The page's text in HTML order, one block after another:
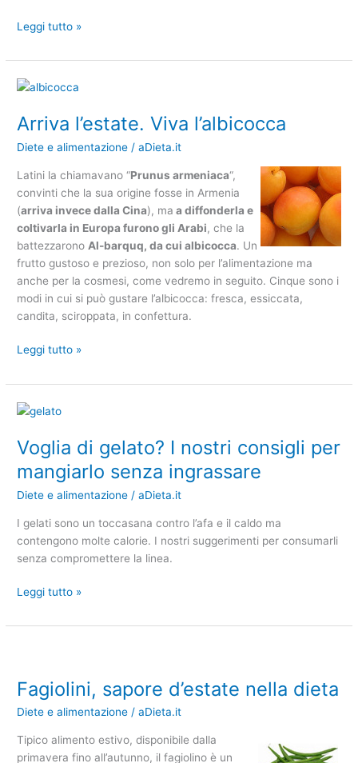
Leggi tutto »
Arriva l’estate. Viva l’albicocca
Diete e alimentazione /aDieta.it
Latini la chiamavano “Prunus armeniaca“,
convinti che la sua origine fosse in Armenia
(arriva invece dalla Cina), ma a diffonderla e
coltivarla in Europa furono gli Arabi, che la
battezzarono Al-barquq, da cui albicocca. Un
frutto gustoso e prezioso, non solo per l’alimentazione ma
anche per la cosmesi, come vedremo in seguito. Cinque sono i
modi in cui si può gustare l’albicocca: fresca, essiccata,
candita, sciroppata, in confettura.
Arriva
Viva
Leggi tutto »
Voglia di gelato? I nostri consigli per
mangiarlo senza ingrassare
Diete e alimentazione /aDieta.it
I gelati sono un toccasana contro l’afa e il caldo ma
contengono molte calorie. I nostri suggerimenti per consumarli
senza compromettere la linea.
Voglia
gelato?
nostri
consigli
mangiarlo
Leggi tutto »
Fagiolini, sapore d’estate nella dieta
Diete e alimentazione /aDieta.it
Tipico alimento estivo, disponibile dalla
primavera fino all’autunno, il fagiolino è un
d’estate